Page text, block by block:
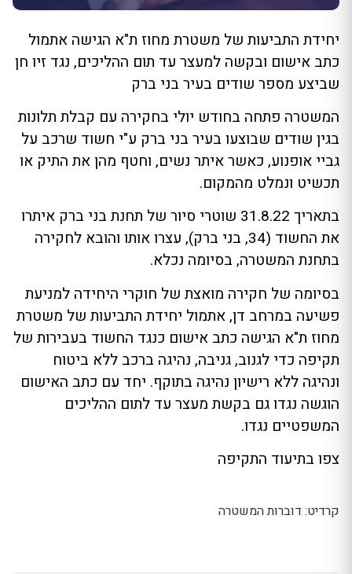
יחידת התביעות של משטרת מחוז ת"א הגישה אתמול
כתב אישום ובקשה למעצר עד תום ההליכים, נגד זיו חן
שביצע מספר שודים בעיר בני ברק
המשטרה פתחה בחודש יולי בחקירה עם קבלת תלונות
בגין שודים שבוצעו בעיר בני ברק ע"י חשוד שרכב על
גביי אופנוע, כאשר איתר נשים, וחטף מהן את התיק או
תכשיט ונמלט מהמקום.
בתאריך 31.8.22 שוטרי סיור של תחנת בני ברק איתרו
את החשוד (34, בני ברק), עצרו אותו והובא לחקירה
בתחנת המשטרה, בסיומה נכלא.
בסיומה של חקירה מואצת של חוקרי היחידה למניעת
פשיעה במרחב דן, אתמול יחידת התביעות של משטרת
מחוז ת"א הגישה כתב אישום כנגד החשוד בעבירות של
תקיפה כדי לגנוב, גניבה, נהיגה ברכב ללא ביטוח
ונהיגה ללא רישיון נהיגה בתוקף. יחד עם כתב האישום
הוגשה נגדו גם בקשת מעצר עד לתום ההליכים
המשפטיים נגדו.
צפו בתיעוד התקיפה
קרדיט: דוברות המשטרה